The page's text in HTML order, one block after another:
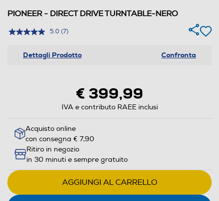
PIONEER - DIRECT DRIVE TURNTABLE-NERO
5.0 (7)
Dettagli Prodotto Confronta
€ 399,99
IVA e contributo RAEE inclusi
Acquisto online
con consegna € 7,90
Ritiro in negozio
in 30 minuti e sempre gratuito
AGGIUNGI AL CARRELLO